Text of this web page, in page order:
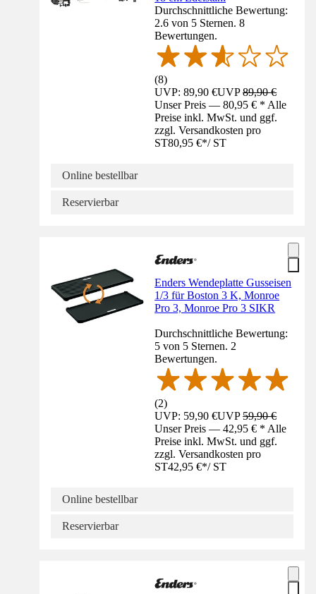
Durchschnittliche Bewertung:
2.6 von 5 Sternen. 8
Bewertungen.
(8)
UVP: 89,90 €UVP89,90 €
Unser Preis — 80,95 € * Alle
Preise inkl. MwSt. und ggf.
zzgl. Versandkosten pro
ST80,95 €*/ ST
Online bestellbar
Reservierbar
Enders Wendeplatte Gusseisen
1/3 für Boston 3 K, Monroe
Pro 3, Monroe Pro 3 SIKR
Durchschnittliche Bewertung:
5 von 5 Sternen. 2
Bewertungen.
(2)
UVP: 59,90 €UVP59,90 €
Unser Preis — 42,95 € * Alle
Preise inkl. MwSt. und ggf.
zzgl. Versandkosten pro
ST42,95 €*/ ST
Online bestellbar
Reservierbar